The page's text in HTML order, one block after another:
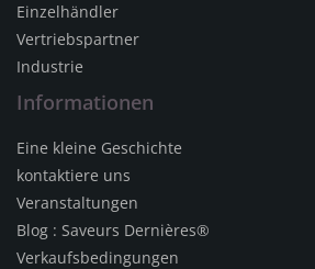
Einzelhändler
Vertriebspartner
Industrie
Informationen
Eine kleine Geschichte
kontaktiere uns
Veranstaltungen
Blog : Saveurs Dernières®
Verkaufsbedingungen